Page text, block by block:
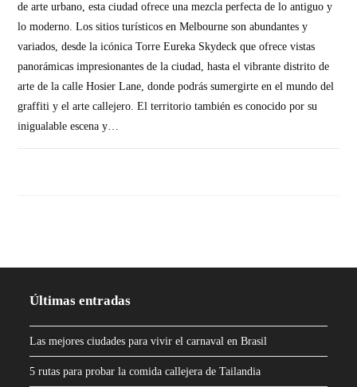
de arte urbano, esta ciudad ofrece una mezcla perfecta de lo antiguo y
lo moderno. Los sitios turísticos en Melbourne son abundantes y
variados, desde la icónica Torre Eureka Skydeck que ofrece vistas
panorámicas impresionantes de la ciudad, hasta el vibrante distrito de
arte de la calle Hosier Lane, donde podrás sumergirte en el mundo del
graffiti y el arte callejero. El territorio también es conocido por su
inigualable escena y…
Últimas entradas
Las mejores ciudades para vivir el carnaval en Brasil
5 rutas para probar la comida callejera de Tailandia